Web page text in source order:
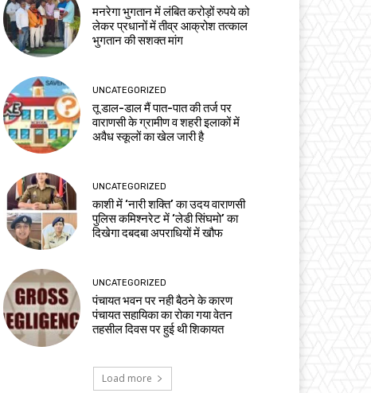
मनरेगा भुगतान में लंबित करोड़ों रुपये को
लेकर प्रधानों में तीव्र आक्रोश तत्काल
भुगतान की सशक्त मांग
UNCATEGORIZED
तू डाल-डाल मैं पात-पात की तर्ज पर
वाराणसी के ग्रामीण व शहरी इलाकों में
अवैध स्कूलों का खेल जारी है
UNCATEGORIZED
काशी में ‘नारी शक्ति’ का उदय वाराणसी
पुलिस कमिश्नरेट में ‘लेडी सिंघमो’ का
दिखेगा दबदबा अपराधियों में खौफ
UNCATEGORIZED
पंचायत भवन पर नही बैठने के कारण
पंचायत सहायिका का रोका गया वेतन
तहसील दिवस पर हुई थी शिकायत
Load more